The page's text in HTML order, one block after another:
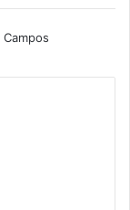
Campos